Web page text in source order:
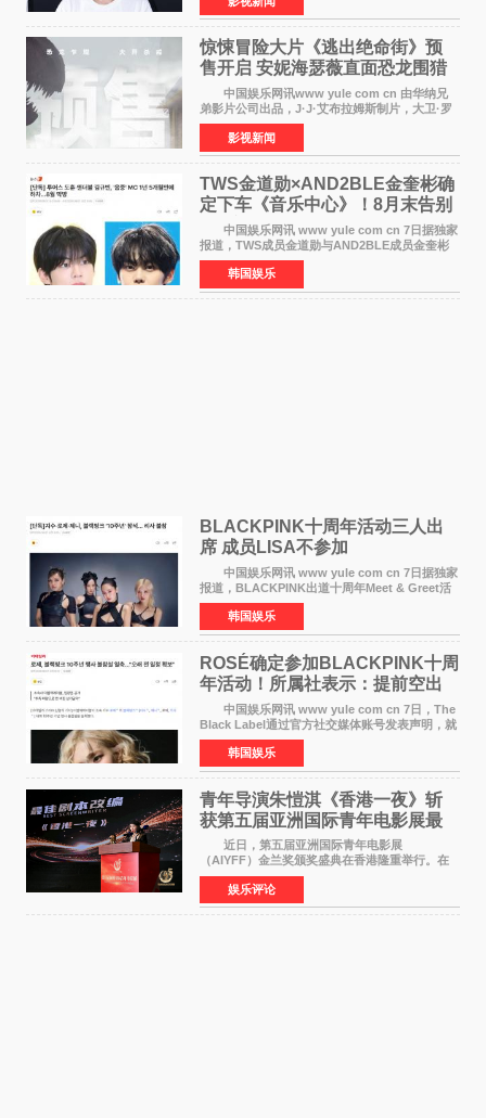
制片人曹紫建、制片人李莹莹，配音导演张喆，
对白指导程寅，领
惊悚冒险大片《逃出绝命街》预
售开启 安妮海瑟薇直面恐龙围猎
中国娱乐网讯www yule com cn 由华纳兄
弟影片公司出品，J·J·艾布拉姆斯制片，大卫·罗
伯特·米切尔执导，好莱坞巨星安妮·海瑟薇和伊万
·麦克格雷格领衔主演的2026暑期惊悚冒险大片
《逃出绝
影视新闻
TWS金道勋×AND2BLE金奎彬确
定下车《音乐中心》！8月末告别
MC席位
中国娱乐网讯 www yule com cn 7日据独家
报道，TWS成员金道勋与AND2BLE成员金奎彬
将于8月离开《音乐中心》MC的位置。 金道
勋与金奎彬于去年3月与H2H A-NA一起被选为
《音乐中心》MC，约1
韩国娱乐
BLACKPINK十周年活动三人出
席 成员LISA不参加
中国娱乐网讯 www yule com cn 7日据独家
报道，BLACKPINK出道十周年Meet & Greet活
动将由智秀、ROS&Eacute;、JENNIE出席，
LISA将缺席。 此前BLACKPINK所属社YG并
未为组合出道十周年做
韩国娱乐
ROSÉ确定参加BLACKPINK十周
年活动！所属社表示：提前空出
了时间
中国娱乐网讯 www yule com cn 7日，The
Black Label通过官方社交媒体账号发表声明，就
近期网络上关于ROS&Eacute;个人行程及是否参
加BLACKPINK出道纪念活动的种种猜测作出正
式回应。 Th
韩国娱乐
青年导演朱愷淇《香港一夜》斩
获第五届亚洲国际青年电影展最
佳剧本改编奖
近日，第五届亚洲国际青年电影展
（AIYFF）金兰奖颁奖盛典在香港隆重举行。在
这场汇聚数百位海内外电影人、文化界人士及媒
体代表的亚洲青年影视盛会上，香港本土电影
《香港一夜》（Dawn in Ho
娱乐评论